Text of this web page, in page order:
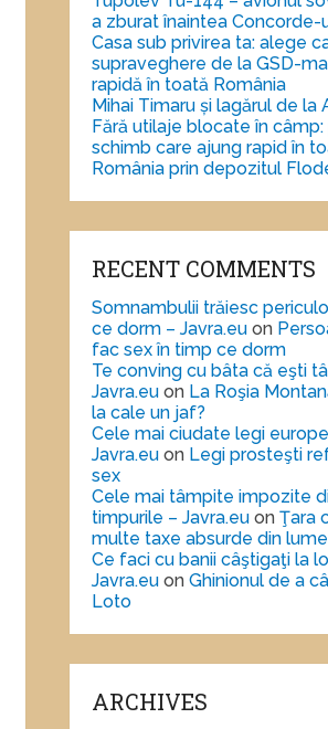
a zburat înaintea Concorde-
Casa sub privirea ta: alege
supraveghere de la GSD-
rapidă în toată România
Mihai Timaru și lagărul de la
Fără utilaje blocate în
schimb care ajung rapid în
România prin depozitul
RECENT COMMENTS
Somnambulii trăiesc
ce dorm – Javra.eu on
fac sex în timp ce dorm
Te conving cu bâta că eşti
Javra.eu on La Roşia
la cale un jaf?
Cele mai ciudate legi
Javra.eu on Legi prosteşti
sex
Cele mai tâmpite impozite
timpurile – Javra.eu onŢara
multe taxe absurde din lume
Ce faci cu banii câştigaţi la
Javra.eu onGhinionul de a
Loto
ARCHIVES